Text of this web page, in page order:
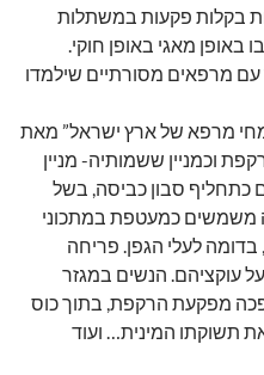
בקלות פקעות במשתלות
מאגי באופן חוקי.
עם מרפאים מסורתיים שילמדו
מרפא של ארץ ישראל” מאת
וכמניין ששמותיה- מניין
סבון כביסה, בשל
משמשים כמעטפת במתכוני
לעלי הגפן. פריחה
עוקציהם. הנשים במגזר
מפקעת הרקפת, בתוך כוס
תשוקתו המינית… ועוד